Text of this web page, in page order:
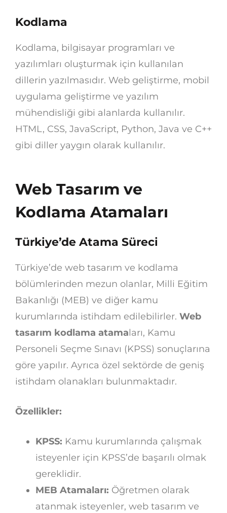
Kodlama
Kodlama, bilgisayar programları ve
yazılımları oluşturmak için kullanılan
dillerin yazılmasıdır. Web geliştirme, mobil
uygulama geliştirme ve yazılım
mühendisliği gibi alanlarda kullanılır.
HTML, CSS, JavaScript, Python, Java ve C++
gibi diller yaygın olarak kullanılır.
Web Tasarım ve
Kodlama Atamaları
Türkiye’de Atama Süreci
Türkiye’de web tasarım ve kodlama
bölümlerinden mezun olanlar, Milli Eğitim
Bakanlığı (MEB) ve diğer kamu
kurumlarında istihdam edilebilirler. Web
tasarım kodlama atamaları, Kamu
Personeli Seçme Sınavı (KPSS) sonuçlarına
göre yapılır. Ayrıca özel sektörde de geniş
istihdam olanakları bulunmaktadır.
Özellikler:
KPSS: Kamu kurumlarında çalışmak
isteyenler için KPSS’de başarılı olmak
gereklidir.
MEB Atamaları: Öğretmen olarak
atanmak isteyenler, web tasarım ve